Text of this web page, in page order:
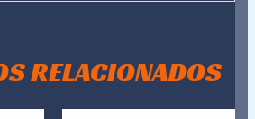
RELACIONADOS